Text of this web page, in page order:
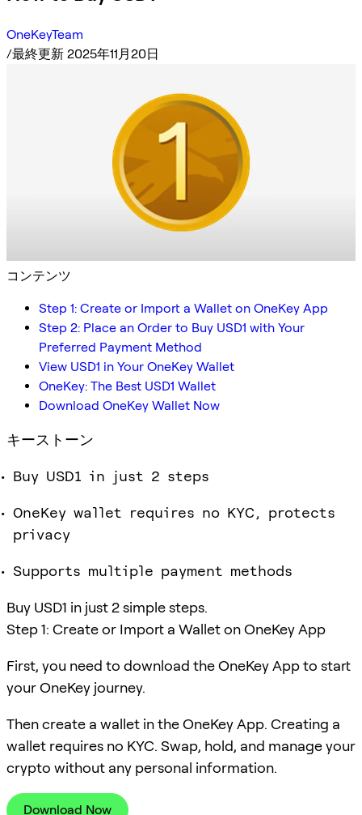
OneKeyTeam
/最終更新 2025年11月20日
コンテンツ
Step 1: Create or Import a Wallet on OneKey App
Step 2: Place an Order to Buy USD1 with Your
Preferred Payment Method
View USD1 in Your OneKey Wallet
OneKey: The Best USD1 Wallet
Download OneKey Wallet Now
キーストーン
Buy USD1 in just 2 steps
OneKey wallet requires no KYC, protects
privacy
Supports multiple payment methods
Buy USD1 in just 2 simple steps.
Step 1: Create or Import a Wallet on OneKey App
First, you need to download the OneKey App to start
your OneKey journey.
Then create a wallet in the OneKey App. Creating a
wallet requires no KYC. Swap, hold, and manage your
crypto without any personal information.
Download Now